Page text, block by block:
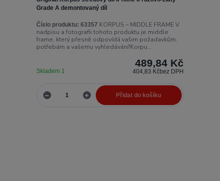
Grade A demontovaný díl
Číslo produktu: 63357 KORPUS – MIDDLE FRAME V
nadpisu a fotografii tohoto produktu je middle
frame, který přesně odpovídá vašim požadavkům,
potřebám a vašemu vyhledávání!Korpu...
489,84 Kč
404,83 Kčbez DPH
Skladem 1
Přidat do košíku